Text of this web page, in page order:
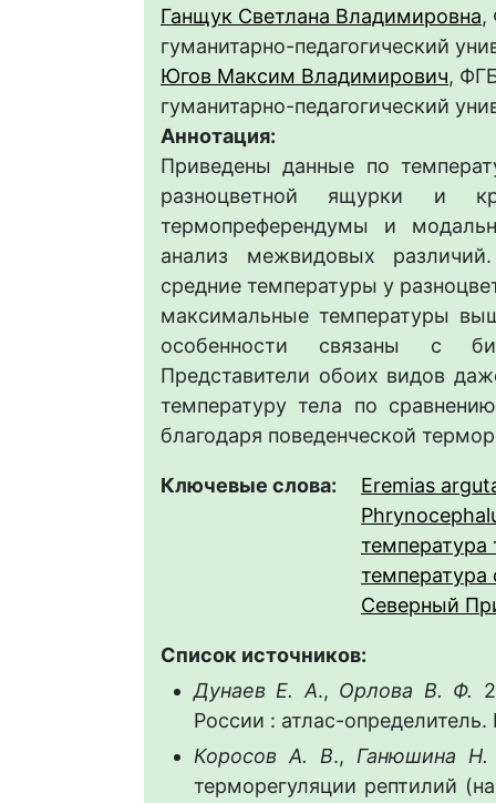
Ганщук Светлана Владимировна,
гуманитарно-педагогический
Югов Максим Владимирович,
гуманитарно-педагогический
Аннотация:
Приведены данные по
разноцветной ящурки и
термопреферендумы и
анализ межвидовых
средние температуры у
максимальные температуры
особенности связаны с
Представители обоих видов
температуру тела по
благодаря поведенческой
Ключевые слова:
Eremias
температура
температура
Северный
Список источников:
Дунаев Е. А., Орлова В. Ф.
России : атлас-
Коросов А. В., Ганюшина
терморегуляции рептилий